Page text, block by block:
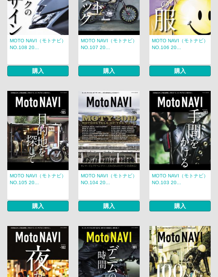
MOTO NAVI（モトナビ）
NO.108 20...
購入
MOTO NAVI（モトナビ）
NO.107 20...
購入
MOTO NAVI（モトナビ）
NO.106 20...
購入
MOTO NAVI（モトナビ）
NO.105 20...
購入
MOTO NAVI（モトナビ）
NO.104 20...
購入
MOTO NAVI（モトナビ）
NO.103 20...
購入